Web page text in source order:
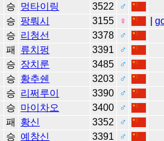
승 멍타이링 3522
♂
승 팡뤄시 3155 ♀ |
승 리청선 3378
♂
패 류치펑 3391
♂
승 장치룬 3485
♂
승 황추쉔 3203
♂
승 리쩌루이 3390
♂
승 마이차오 3400
♂
패 황신 3352
♂
승 예창신 3391
♂